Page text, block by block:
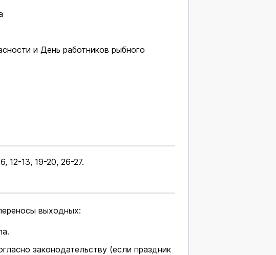
и День работников рыбного
12-13, 19-20, 26-27.
выходных:
законодательству (если праздник